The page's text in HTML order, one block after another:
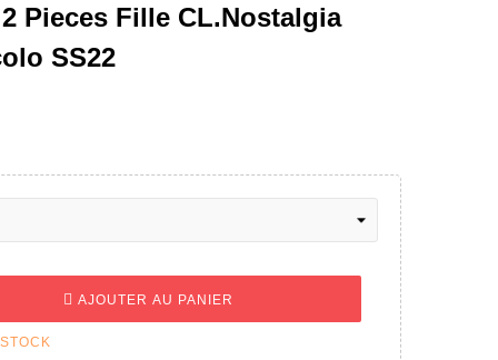
Pieces Fille CL.Nostalgia
SS22
AJOUTER AU PANIER